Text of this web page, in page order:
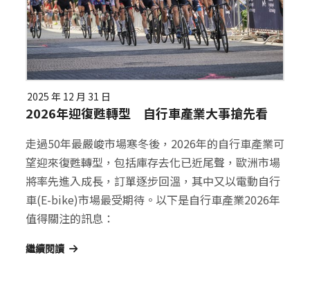
2025 年 12 月 31 日
2026年迎復甦轉型 自行車產業大事搶先看
走過50年最嚴峻市場寒冬後，2026年的自行車產業可
望迎來復甦轉型，包括庫存去化已近尾聲，歐洲市場
將率先進入成長，訂單逐步回溫，其中又以電動自行
車(E-bike)市場最受期待。以下是自行車產業2026年
值得關注的訊息：
繼續閱讀